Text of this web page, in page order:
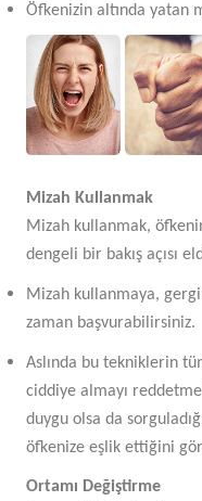
Öfkenizin altında yatan
Mizah Kullanmak
Mizah kullanmak,
dengeli bir bakış açısı
Mizah kullanmaya,
zaman başvurabilirsiniz.
Aslında bu tekniklerin
ciddiye almayı
duygu olsa da
öfkenize eşlik ettiğini
Ortamı Değiştirme